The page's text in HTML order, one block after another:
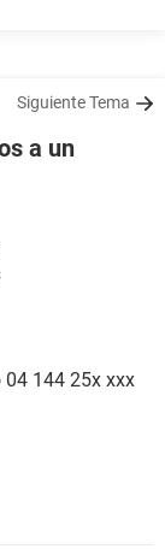
Siguiente Tema
a un
04 144 25x xxx